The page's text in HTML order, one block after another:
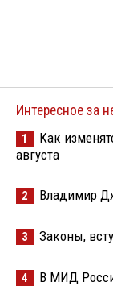
Интересное за
1
Как
августа
2 Владимир
3 Законы,
4
В МИД